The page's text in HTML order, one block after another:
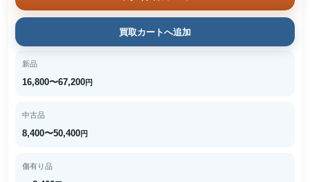
買取カートへ追加
新品
16,800〜67,200円
中古品
8,400〜50,400円
傷有り品